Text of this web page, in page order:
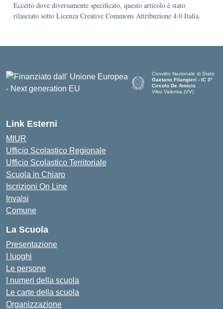
Eccetto dove diversamente specificato, questo articolo è stato
rilasciato sotto Licenza Creative Commons Attribuzione 4.0 Italia.
Convitto Nazionale di Stato
Gaetano Filangieri - IC 3°
Circolo De Amicis
Vibo Valentia (VV)
Link Esterni
MIUR
Ufficio Scolastico Regionale
Ufficio Scolastico Territoriale
Scuola in Chiaro
Iscrizioni On Line
Invalsi
Comune
La Scuola
Presentazione
I luoghi
Le persone
I numeri della scuola
Le carte della scuola
Organizzazione